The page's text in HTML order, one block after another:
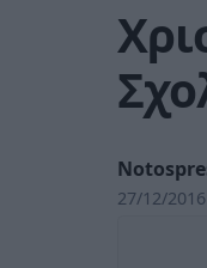
27/12/